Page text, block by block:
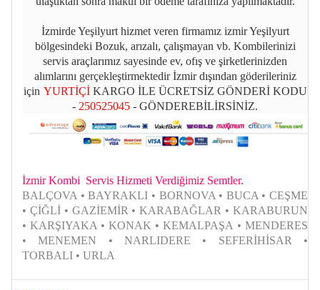
İzmirde Yeşilyurt hizmet veren firmamız izmir Yeşilyurt
bölgesindeki Bozuk, arızalı, çalışmayan vb. Kombilerinizi
servis araçlarımız sayesinde ev, ofış ve şirketlerinizden
alımlarını gerçekleştirmektedir İzmir dışından göderileriniz
için YURTİÇİ KARGO İLE ÜCRETSİZ GÖNDERİ KODU
- 250525045 - GÖNDEREBİLİRSİNİZ.
İzmir Kombi Servis Hizmeti Verdiğimiz Semtler.
BALÇOVA • BAYRAKLI • BORNOVA • BUCA • CEŞME
• ÇİĞLİ • GAZİEMİR • KARABAĞLAR • KARABURUN
• KARŞIYAKA • KONAK • KEMALPAŞA • MENDERES
• MENEMEN • NARLIDERE • SEFERİHİSAR •
TORBALI • URLA